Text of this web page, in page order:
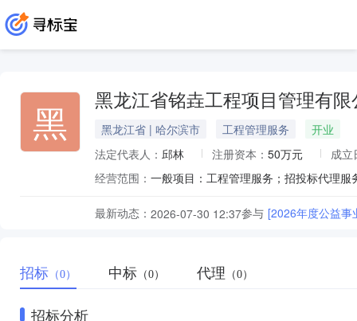
黑 黑龙江省铭垚工程项目管理有限
黑龙江省 | 哈尔滨市 工程管理服务
开业
法定代表人： 邱林 注册资本： 50万元
成立
经营范围：
最新动态： 2026-07-30 12:37参与 [2026年度公益事
招标 （0） 中标 （0） 代理 （0）
招标分析